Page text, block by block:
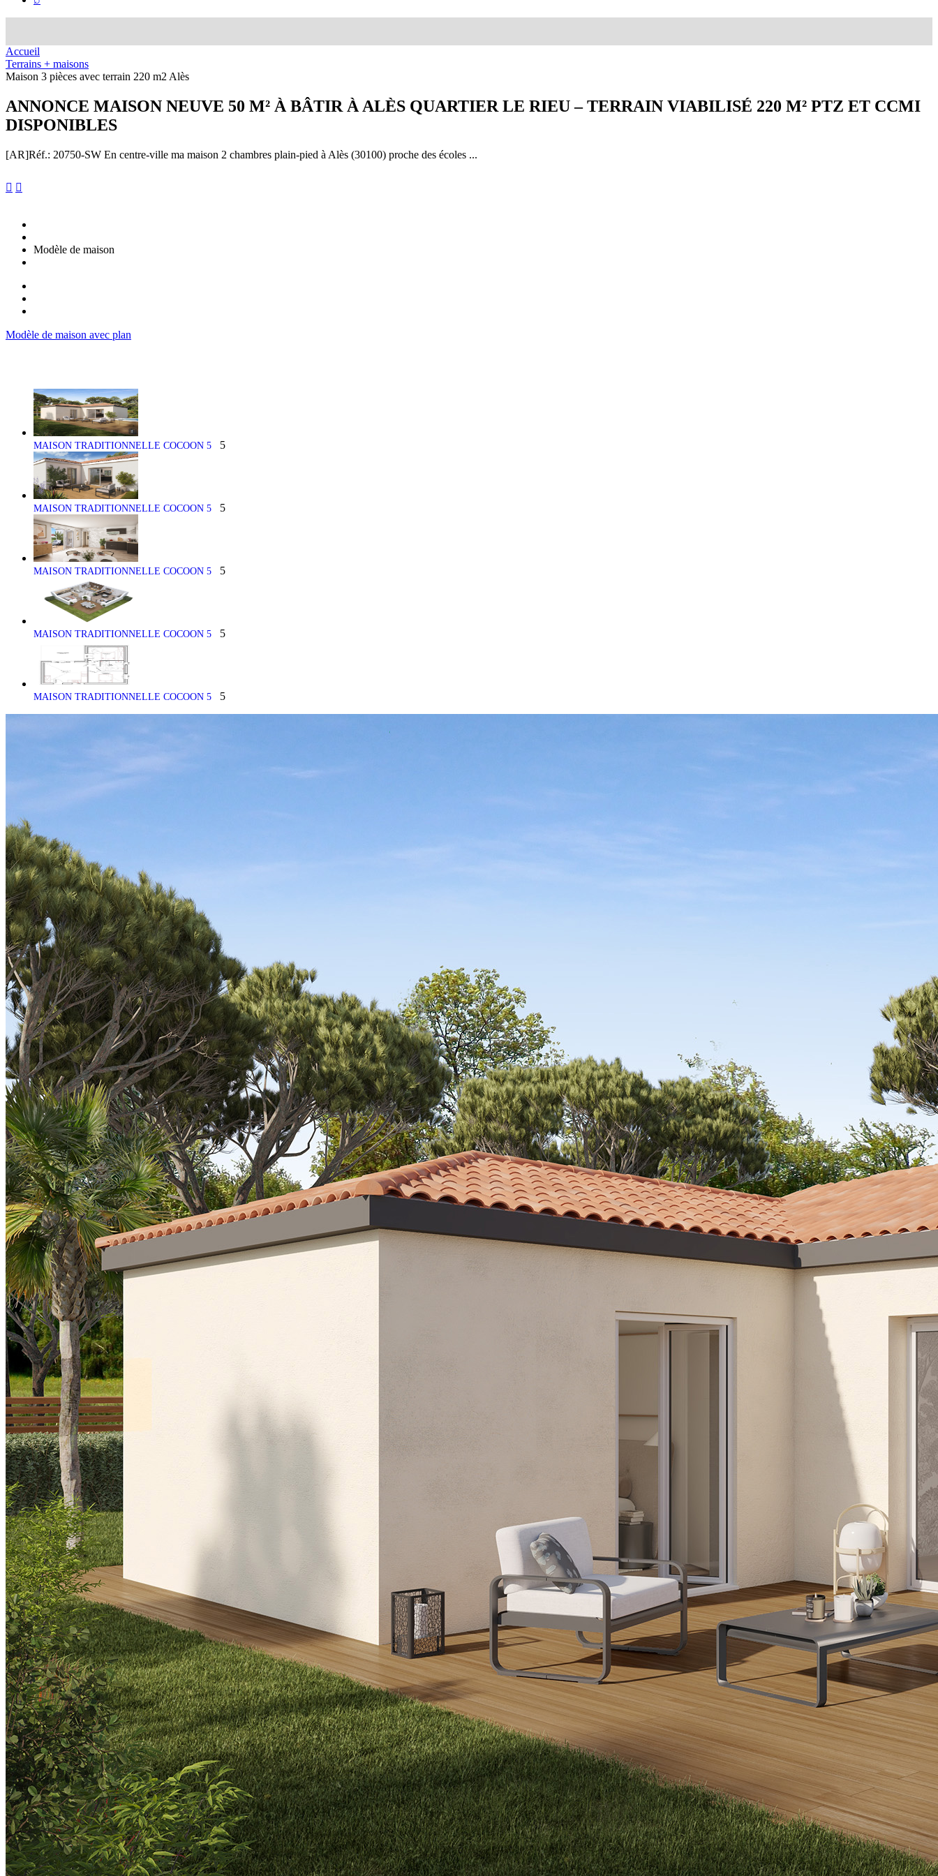
Accueil
Terrains + maisons
Maison 3 pièces avec terrain 220 m2 Alès
ANNONCE MAISON NEUVE 50 M² À BÂTIR À ALÈS QUARTIER LE RIEU – TERRAIN VIABILISÉ 220 M² PTZ ET CCMI
DISPONIBLES
[AR]Réf.: 20750-SW En centre-ville ma maison 2 chambres plain-pied à Alès (30100) proche des écoles ...
 
Modèle de maison
Modèle de maison avec plan
MAISON TRADITIONNELLE COCOON 5 5
MAISON TRADITIONNELLE COCOON 5 5
MAISON TRADITIONNELLE COCOON 5 5
MAISON TRADITIONNELLE COCOON 5 5
MAISON TRADITIONNELLE COCOON 5 5